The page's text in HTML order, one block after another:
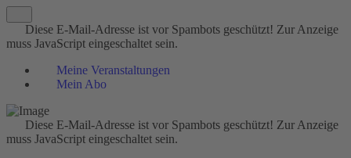
Diese E-Mail-Adresse ist vor Spambots geschützt! Zur Anzeige
muss JavaScript eingeschaltet sein.
Meine Veranstaltungen
Mein Abo
Diese E-Mail-Adresse ist vor Spambots geschützt! Zur Anzeige
muss JavaScript eingeschaltet sein.